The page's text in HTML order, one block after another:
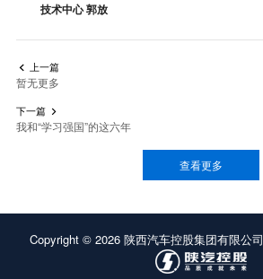
技术中心 郭放
 上一篇
暂无更多
下一篇 
我和“学习强国”的这六年
查看更多
Copyright © 2026 陕西汽车控股集团有限公司